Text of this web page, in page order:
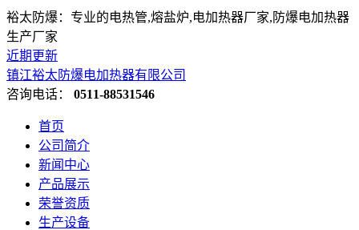
裕太防爆：专业的电热管,熔盐炉,电加热器厂家,防爆电加热器
生产厂家
近期更新
镇江裕太防爆电加热器有限公司
咨询电话： 0511-88531546
首页
公司简介
新闻中心
产品展示
荣誉资质
生产设备